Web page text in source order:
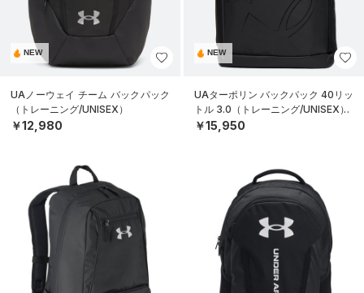
NEW
UAノーウェイ チーム バックパック
（トレーニング/UNISEX）
￥12,980
NEW
UAターポリン バックパック 40リッ
トル 3.0（トレーニング/UNISEX）
￥15,950